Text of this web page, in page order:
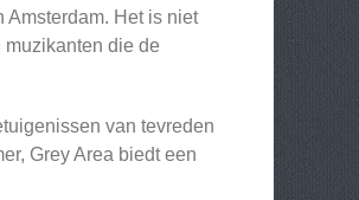
Amsterdam. Het is niet
die de
van tevreden
Grey Area biedt een